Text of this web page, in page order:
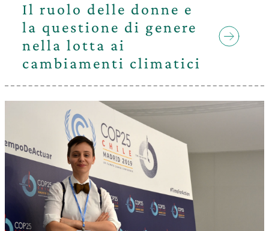
Il ruolo delle donne e
la questione di genere
nella lotta ai
cambiamenti climatici